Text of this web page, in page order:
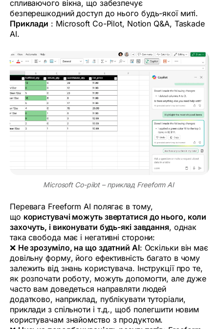
спливаючого вікна, що забезпечує
безперешкодний доступ до нього будь-якої миті.
Приклади : Microsoft Co-Pilot, Notion Q&A, Taskade
AI.
Microsoft Co-pilot – приклад Freeform AI
Перевага Freeform AI полягає в тому,
що користувачі можуть звертатися до нього, коли
захочуть, і виконувати будь-які завдання, однак
така свобода має і негативні сторони:
❌ Не зрозуміло, на що здатний AI: Оскільки він має
довільну форму, його ефективність багато в чому
залежить від знань користувача. Інструкції про те,
як розпочати роботу, можуть допомогти, але дуже
часто вам доведеться направляти людей
додатково, наприклад, публікувати туторіали,
приклади з спільноти і т.д., щоб полегшити новим
користувачам знайомство з продуктом.